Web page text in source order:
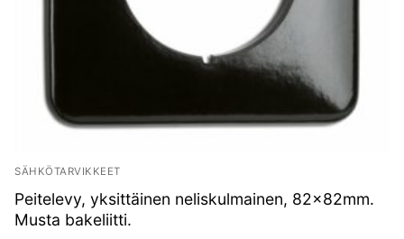
SÄHKÖTARVIKKEET
Peitelevy, yksittäinen neliskulmainen, 82x82mm.
Musta bakeliitti.